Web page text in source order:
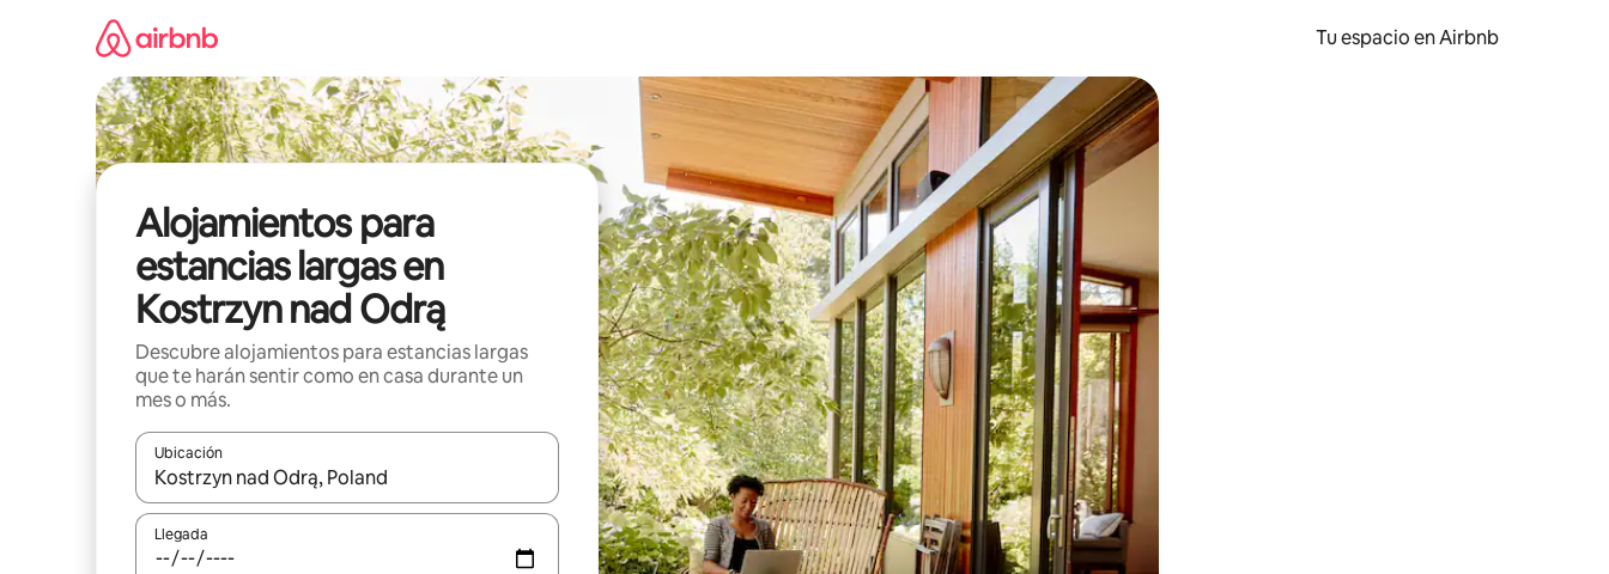
Tu espacio en Airbnb
Alojamientos para
estancias largas en
Kostrzyn nad Odrą
Descubre alojamientos para estancias largas
que te harán sentir como en casa durante un
mes o más.
Ubicación
Cuando los resultados estén disponibles, podrás navegar usando las teclas de las flechas hacia arriba y hacia abajo, o bien tocando y deslizando la pantalla.
Llegada